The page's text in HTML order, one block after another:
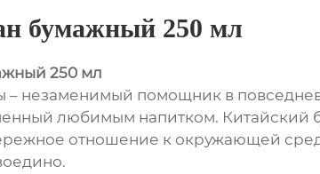
бумажный 250 мл
250 мл
– незаменимый помощник в
любимым напитком. Китайский
отношение к окружающей